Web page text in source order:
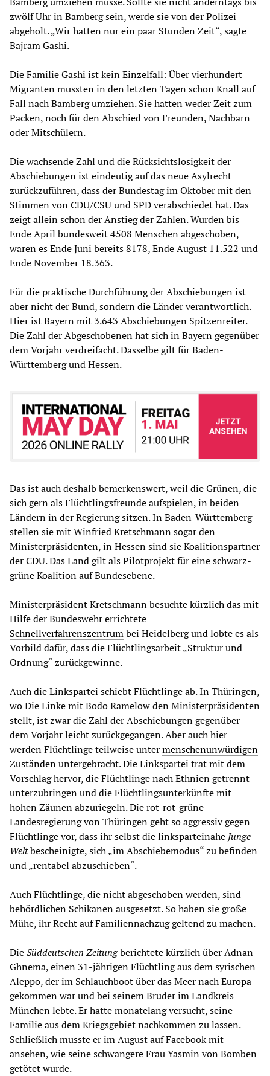
zwölf Uhr in Bamberg sein, werde sie von der Polizei
abgeholt. „Wir hatten nur ein paar Stunden Zeit“, sagte
Bajram Gashi.
Die Familie Gashi ist kein Einzelfall: Über vierhundert
Migranten mussten in den letzten Tagen schon Knall auf
Fall nach Bamberg umziehen. Sie hatten weder Zeit zum
Packen, noch für den Abschied von Freunden, Nachbarn
oder Mitschülern.
Die wachsende Zahl und die Rücksichtslosigkeit der
Abschiebungen ist eindeutig auf das neue Asylrecht
zurückzuführen, dass der Bundestag im Oktober mit den
Stimmen von CDU/CSU und SPD verabschiedet hat. Das
zeigt allein schon der Anstieg der Zahlen. Wurden bis
Ende April bundesweit 4508 Menschen abgeschoben,
waren es Ende Juni bereits 8178, Ende August 11.522 und
Ende November 18.363.
Für die praktische Durchführung der Abschiebungen ist
aber nicht der Bund, sondern die Länder verantwortlich.
Hier ist Bayern mit 3.643 Abschiebungen Spitzenreiter.
Die Zahl der Abgeschobenen hat sich in Bayern gegenüber
dem Vorjahr verdreifacht. Dasselbe gilt für Baden-
Württemberg und Hessen.
Das ist auch deshalb bemerkenswert, weil die Grünen, die
sich gern als Flüchtlingsfreunde aufspielen, in beiden
Ländern in der Regierung sitzen. In Baden-Württemberg
stellen sie mit Winfried Kretschmann sogar den
Ministerpräsidenten, in Hessen sind sie Koalitionspartner
der CDU. Das Land gilt als Pilotprojekt für eine schwarz-
grüne Koalition auf Bundesebene.
Ministerpräsident Kretschmann besuchte kürzlich das mit
Hilfe der Bundeswehr errichtete
Schnellverfahrenszentrumbei Heidelberg und lobte es als
Vorbild dafür, dass die Flüchtlingsarbeit „Struktur und
Ordnung“ zurückgewinne.
Auch die Linkspartei schiebt Flüchtlinge ab. In Thüringen,
wo Die Linke mit Bodo Ramelow den Ministerpräsidenten
stellt, ist zwar die Zahl der Abschiebungen gegenüber
dem Vorjahr leicht zurückgegangen. Aber auch hier
werden Flüchtlinge teilweise untermenschenunwürdigen
Zuständenuntergebracht. Die Linkspartei trat mit dem
Vorschlag hervor, die Flüchtlinge nach Ethnien getrennt
unterzubringen und die Flüchtlingsunterkünfte mit
hohen Zäunen abzuriegeln. Die rot-rot-grüne
Landesregierung von Thüringen geht so aggressiv gegen
Flüchtlinge vor, dass ihr selbst die linksparteinahe Junge
Weltbescheinigte, sich „im Abschiebemodus“ zu befinden
und „rentabel abzuschieben“.
Auch Flüchtlinge, die nicht abgeschoben werden, sind
behördlichen Schikanen ausgesetzt. So haben sie große
Mühe, ihr Recht auf Familiennachzug geltend zu machen.
DieSüddeutschen Zeitungberichtete kürzlich über Adnan
Ghnema, einen 31-jährigen Flüchtling aus dem syrischen
Aleppo, der im Schlauchboot über das Meer nach Europa
gekommen war und bei seinem Bruder im Landkreis
München lebte. Er hatte monatelang versucht, seine
Familie aus dem Kriegsgebiet nachkommen zu lassen.
Schließlich musste er im August auf Facebook mit
ansehen, wie seine schwangere Frau Yasmin von Bomben
getötet wurde.